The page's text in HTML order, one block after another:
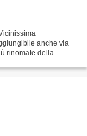
anche via
rinomate della